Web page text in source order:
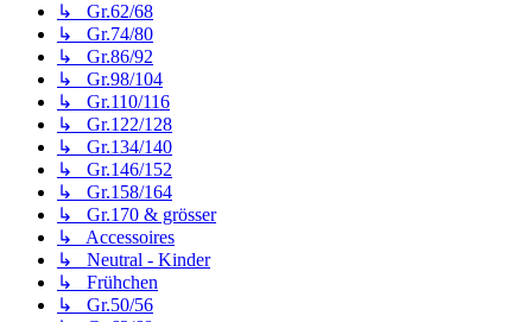
↳ Gr.62/68
↳ Gr.74/80
↳ Gr.86/92
↳ Gr.98/104
↳ Gr.110/116
↳ Gr.122/128
↳ Gr.134/140
↳ Gr.146/152
↳ Gr.158/164
↳ Gr.170 & grösser
↳ Accessoires
↳ Neutral - Kinder
↳ Frühchen
↳ Gr.50/56